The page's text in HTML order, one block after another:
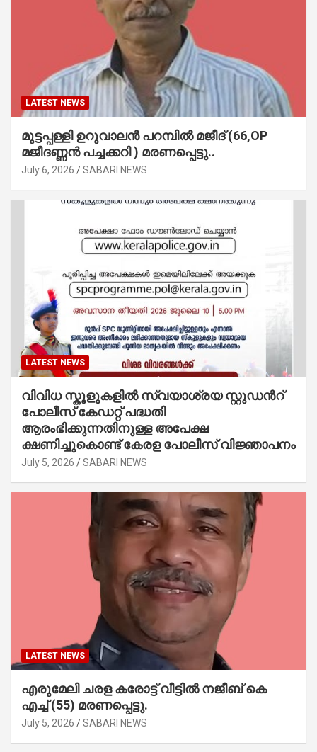
LATEST NEWS
മുട്ടപ്പള്ളി ഉറുവാലൻ പറമ്പിൽ മജീദ് (66,OP
മജീദണ്ണൻ പച്ചക്കറി ) മരണപ്പെട്ടു..
July 6, 2026 SABARI NEWS
LATEST NEWS
വിവിധ സ്കൂളുകളില്‍ സ്വയാശ്രയ സ്റ്റുഡന്‍റ്
പോലീസ് കേഡറ്റ് പദ്ധതി
ആരംഭിക്കുന്നതിനുള്ള അപേക്ഷ
ക്ഷണിച്ചുകൊണ്ട് കേരള പോലീസ് വിജ്ഞാപനം
July 5, 2026 SABARI NEWS
LATEST NEWS
എരുമേലി ചരള കരോട്ട് വീട്ടിൽ നജീബ് കെ
എച്ച് (55) മരണപ്പെട്ടു.
July 5, 2026 SABARI NEWS